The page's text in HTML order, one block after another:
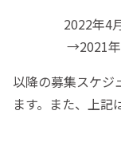
2022年4月1
→2021年12
以降の募集スケジ
ます。また、上記